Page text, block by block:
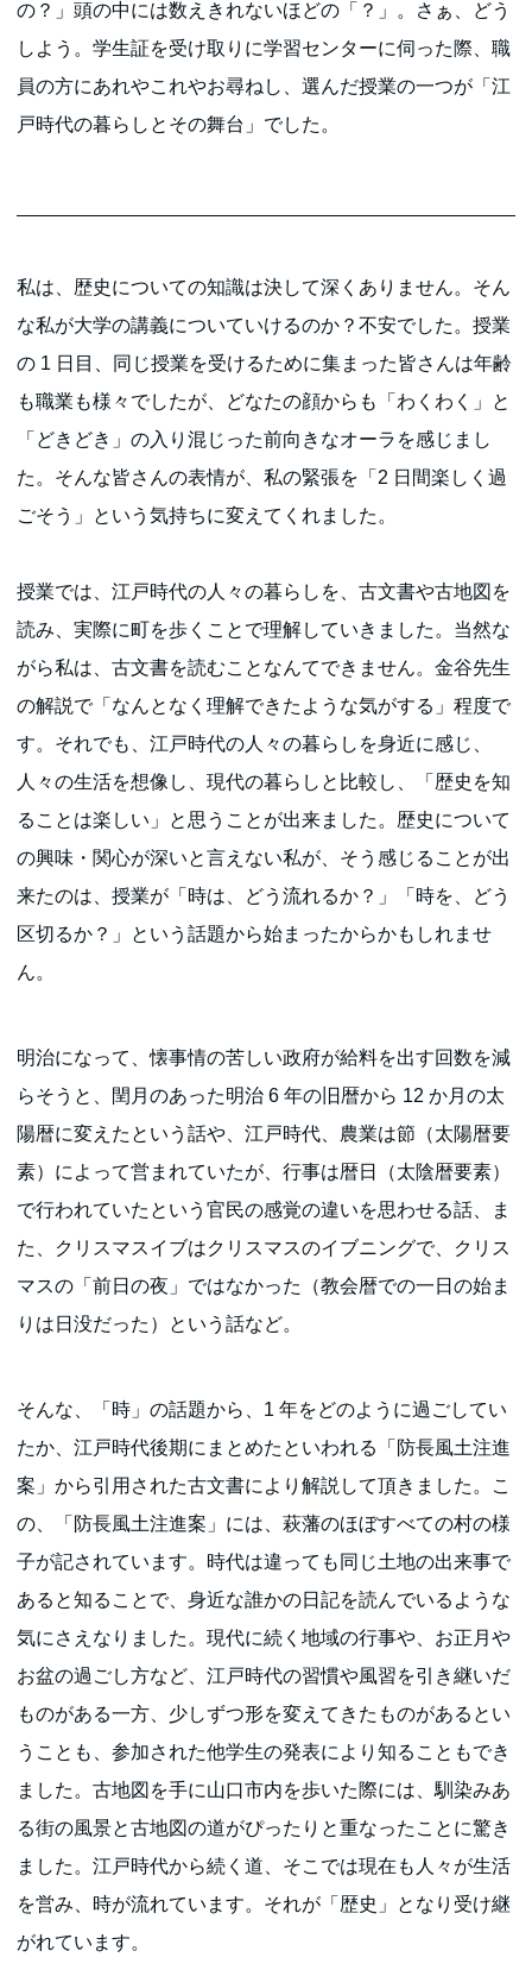
の？」頭の中には数えきれないほどの「？」。さぁ、どう
しよう。学生証を受け取りに学習センターに伺った際、職
員の方にあれやこれやお尋ねし、選んだ授業の一つが「江
戸時代の暮らしとその舞台」でした。
私は、歴史についての知識は決して深くありません。そん
な私が大学の講義についていけるのか？不安でした。授業
の 1 日目、同じ授業を受けるために集まった皆さんは年齢
も職業も様々でしたが、どなたの顔からも「わくわく」と
「どきどき」の入り混じった前向きなオーラを感じまし
た。そんな皆さんの表情が、私の緊張を「2 日間楽しく過
ごそう」という気持ちに変えてくれました。
授業では、江戸時代の人々の暮らしを、古文書や古地図を
読み、実際に町を歩くことで理解していきました。当然な
がら私は、古文書を読むことなんてできません。金谷先生
の解説で「なんとなく理解できたような気がする」程度で
す。それでも、江戸時代の人々の暮らしを身近に感じ、
人々の生活を想像し、現代の暮らしと比較し、「歴史を知
ることは楽しい」と思うことが出来ました。歴史について
の興味・関心が深いと言えない私が、そう感じることが出
来たのは、授業が「時は、どう流れるか？」「時を、どう
区切るか？」という話題から始まったからかもしれませ
ん。
明治になって、懐事情の苦しい政府が給料を出す回数を減
らそうと、閏月のあった明治 6 年の旧暦から 12 か月の太
陽暦に変えたという話や、江戸時代、農業は節（太陽暦要
素）によって営まれていたが、行事は暦日（太陰暦要素）
で行われていたという官民の感覚の違いを思わせる話、ま
た、クリスマスイブはクリスマスのイブニングで、クリス
マスの「前日の夜」ではなかった（教会暦での一日の始ま
りは日没だった）という話など。
そんな、「時」の話題から、1 年をどのように過ごしてい
たか、江戸時代後期にまとめたといわれる「防長風土注進
案」から引用された古文書により解説して頂きました。こ
の、「防長風土注進案」には、萩藩のほぼすべての村の様
子が記されています。時代は違っても同じ土地の出来事で
あると知ることで、身近な誰かの日記を読んでいるような
気にさえなりました。現代に続く地域の行事や、お正月や
お盆の過ごし方など、江戸時代の習慣や風習を引き継いだ
ものがある一方、少しずつ形を変えてきたものがあるとい
うことも、参加された他学生の発表により知ることもでき
ました。古地図を手に山口市内を歩いた際には、馴染みあ
る街の風景と古地図の道がぴったりと重なったことに驚き
ました。江戸時代から続く道、そこでは現在も人々が生活
を営み、時が流れています。それが「歴史」となり受け継
がれています。